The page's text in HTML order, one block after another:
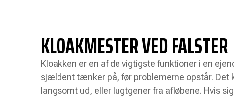
KLOAKMESTER VED FALSTER
Kloakken er en af de vigtigste funktioner i en
sjældent tænker på, før problemerne opstår. Det
langsomt ud, eller lugtgener fra afløbene. Hvis